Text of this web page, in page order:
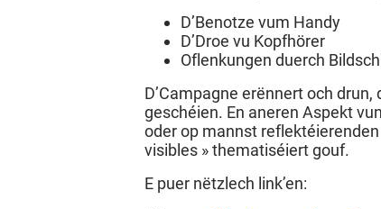
D’Benotze vum Handy
D’Droe vu Kopfhörer
Oflenkungen duerch
D’Campagne erënnert och
geschéien. En aneren Aspekt
oder op mannst
visibles » thematiséiert gouf.
E puer nëtzlech link’en: